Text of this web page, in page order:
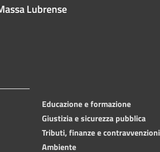
Lubrense
Educazione e formazione
Giustizia e sicurezza pubblica
Tributi, finanze e contravvenzioni
Ambiente